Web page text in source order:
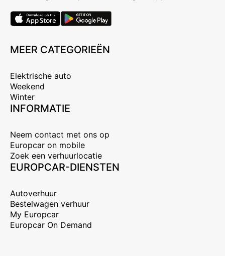
MEER CATEGORIEËN
Elektrische auto
Weekend
Winter
INFORMATIE
Neem contact met ons op
Europcar on mobile
Zoek een verhuurlocatie
EUROPCAR-DIENSTEN
Autoverhuur
Bestelwagen verhuur
My Europcar
Europcar On Demand